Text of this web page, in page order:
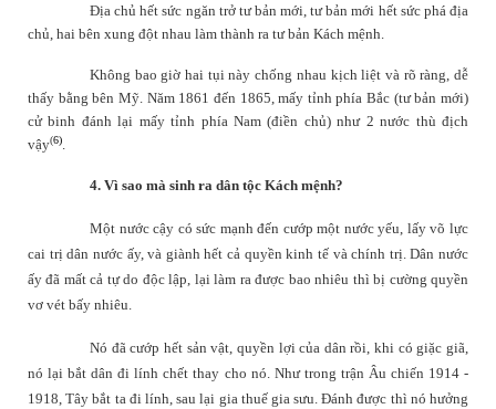
Địa chủ hết sức ngăn trở tư bản mới, tư bản mới hết sức phá địa
chủ, hai bên xung đột nhau làm thành ra tư bản Kách mệnh.
Không bao giờ hai tụi này chống nhau kịch liệt và rõ ràng, dễ
thấy bằng bên Mỹ. Năm 1861 đến 1865, mấy tỉnh phía Bắc (tư bản mới)
cử binh đánh lại mấy tỉnh phía Nam (điền chủ) như 2 nước thù địch
vậy(6)
4. Vì sao mà sinh ra dân tộc Kách mệnh?
Một nước cậy có sức mạnh đến cướp một nước yếu, lấy võ lực
cai trị dân nước ấy, và giành hết cả quyền kinh tế và chính trị. Dân nước
ấy đã mất cả tự do độc lập, lại làm ra được bao nhiêu thì bị cường quyền
vơ vét bấy nhiêu.
Nó đã cướp hết sản vật, quyền lợi của dân rồi, khi có giặc giã,
nó lại bắt dân đi lính chết thay cho nó. Như trong trận Âu chiến 1914 -
1918, Tây bắt ta đi lính, sau lại gia thuế gia sưu. Đánh được thì nó hưởng